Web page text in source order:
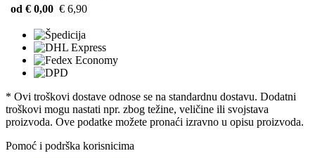
od € 0,00 € 6,90
* Ovi troškovi dostave odnose se na standardnu ​​dostavu. Dodatni
troškovi mogu nastati npr. zbog težine, veličine ili svojstava
proizvoda. Ove podatke možete pronaći izravno u opisu proizvoda.
Pomoć i podrška korisnicima